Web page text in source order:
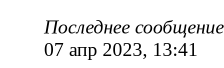
Последнее сообщение
07 апр 2023, 13:41